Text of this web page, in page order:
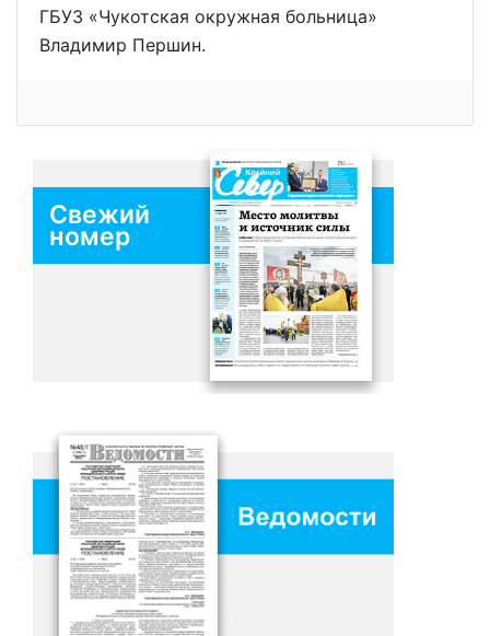
ГБУЗ «Чукотская окружная больница»
Владимир Першин.
Свежий
номер